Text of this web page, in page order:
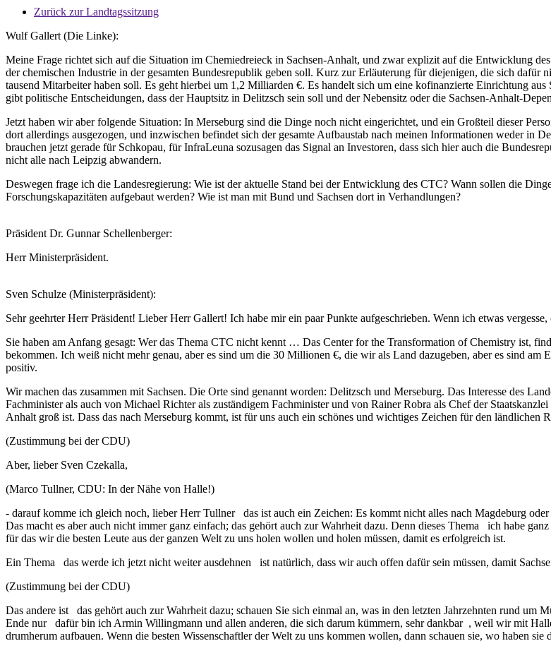
Zurück zur Landtagssitzung
Wulf Gallert (Die Linke):
Meine Frage richtet sich auf die Situation im Chemiedreieck in Sachsen-Anhalt, und zwar explizit auf die Entwicklung
der chemischen Industrie in der gesamten Bundesrepublik geben soll. Kurz zur Erläuterung für diejenigen, die sich dafür
tausend Mitarbeiter haben soll. Es geht hierbei um 1,2 Milliarden €. Es handelt sich um eine kofinanzierte Einrichtung
gibt politische Entscheidungen, dass der Hauptsitz in Delitzsch sein soll und der Nebensitz oder die Sachsen-Anhalt-
Jetzt haben wir aber folgende Situation: In Merseburg sind die Dinge noch nicht eingerichtet, und ein Großteil dieser
dort allerdings ausgezogen, und inzwischen befindet sich der gesamte Aufbaustab nach meinen Informationen weder in
brauchen jetzt gerade für Schkopau, für InfraLeuna sozusagen das Signal an Investoren, dass sich hier auch die
nicht alle nach Leipzig abwandern.
Deswegen frage ich die Landesregierung: Wie ist der aktuelle Stand bei der Entwicklung des CTC? Wann sollen die
Forschungskapazitäten aufgebaut werden? Wie ist man mit Bund und Sachsen dort in Verhandlungen?
Präsident Dr. Gunnar Schellenberger:
Herr Ministerpräsident.
Sven Schulze (Ministerpräsident):
Sehr geehrter Herr Präsident! Lieber Herr Gallert! Ich habe mir ein paar Punkte aufgeschrieben. Wenn ich etwas
Sie haben am Anfang gesagt: Wer das Thema CTC nicht kennt … Das Center for the Transformation of Chemistry ist,
bekommen. Ich weiß nicht mehr genau, aber es sind um die 30 Millionen €, die wir als Land dazugeben, aber es sind
positiv.
Wir machen das zusammen mit Sachsen. Die Orte sind genannt worden: Delitzsch und Merseburg. Das Interesse des
Fachminister als auch von Michael Richter als zuständigem Fachminister und von Rainer Robra als Chef der
Anhalt groß ist. Dass das nach Merseburg kommt, ist für uns auch ein schönes und wichtiges Zeichen für den ländlichen
(Zustimmung bei der CDU)
Aber, lieber Sven Czekalla,
(Marco Tullner, CDU: In der Nähe von Halle!)
- darauf komme ich gleich noch, lieber Herr Tullner das ist auch ein Zeichen: Es kommt nicht alles nach Magdeburg
Das macht es aber auch nicht immer ganz einfach; das gehört auch zur Wahrheit dazu. Denn dieses Thema ich habe
für das wir die besten Leute aus der ganzen Welt zu uns holen wollen und holen müssen, damit es erfolgreich ist.
Ein Thema das werde ich jetzt nicht weiter ausdehnen ist natürlich, dass wir auch offen dafür sein müssen, damit
(Zustimmung bei der CDU)
Das andere ist das gehört auch zur Wahrheit dazu; schauen Sie sich einmal an, was in den letzten Jahrzehnten rund um
Ende nur dafür bin ich Armin Willingmann und allen anderen, die sich darum kümmern, sehr dankbar , weil wir mit
drumherum aufbauen. Wenn die besten Wissenschaftler der Welt zu uns kommen wollen, dann schauen sie, wo haben